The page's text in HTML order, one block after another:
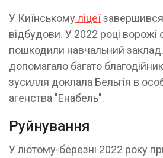
У Киїнському ліцеїзавершився
відбудови. У 2022 році ворожі
пошкодили навчальний
допомагало багато
зусилля доклала Бельгія в
агенства "Енабель".
Руйнування
У лютому-березні 2022 року